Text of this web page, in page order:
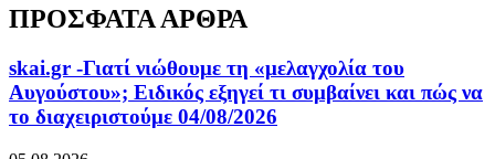
ΠΡΟΣΦΑΤΑ ΑΡΘΡΑ
skai.gr -Γιατί νιώθουμε τη «μελαγχολία του
Αυγούστου»; Ειδικός εξηγεί τι συμβαίνει και πώς να
το διαχειριστούμε 04/08/2026